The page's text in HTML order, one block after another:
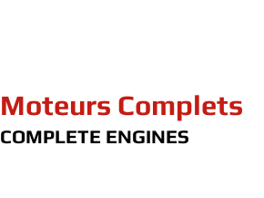
Moteurs Complets
COMPLETE ENGINES